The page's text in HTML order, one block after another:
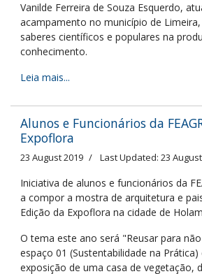
Vanilde Ferreira de Souza Esquerdo,
acampamento no município de
saberes científicos e populares na
conhecimento.
Leia mais...
Alunos e Funcionários da
Expoflora
23 August 2019 Last Updated: 23
Iniciativa de alunos e funcionários da
a compor a mostra de arquitetura e
Edição da Expoflora na cidade de
O tema este ano será "Reusar para
espaço 01 (Sustentabilidade na
exposição de uma casa de vegetação,